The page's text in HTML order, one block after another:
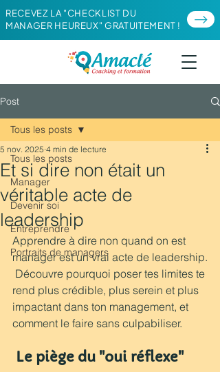
RECEVEZ LA "CHECKLIST DU
MANAGER HEUREUX" GRATUITEMENT !
Post
Tous les posts
Manager
Devenir soi
Entreprendre
Portraits de managers
Tous les posts
Et si dire non était un
véritable acte de
leadership
5 nov. 2025 4 min de lecture
Apprendre à dire non quand on est
manager est un vrai acte de leadership.
rend plus crédible, plus serein et plus
impactant dans ton management, et
comment le faire sans culpabiliser.
Le piège du "oui réflexe"